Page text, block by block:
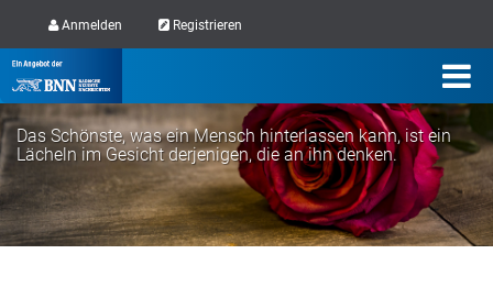
Anmelden Registrieren
Das Schönste, was ein Mensch hinterlassen kann, ist ein
Lächeln im Gesicht derjenigen, die an ihn denken.